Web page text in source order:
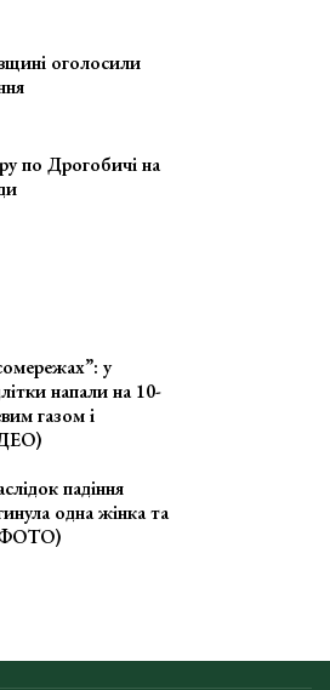
оголосили
по Дрогобичі на
у
напали на 10-
газом і
падіння
одна жінка та